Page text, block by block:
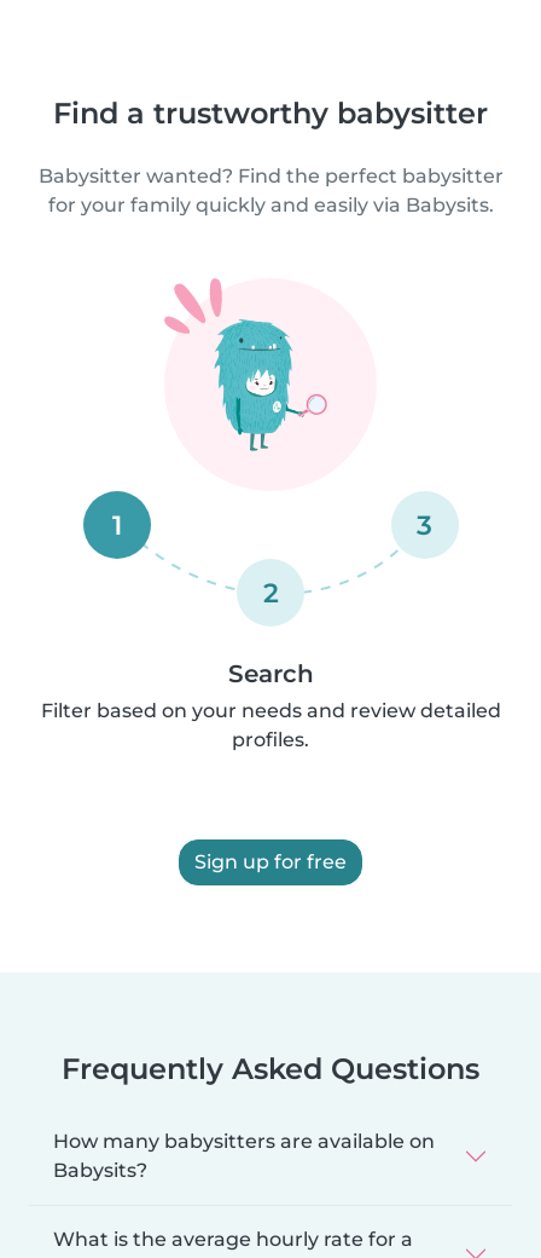
Find a trustworthy babysitter
Babysitter wanted? Find the perfect babysitter
for your family quickly and easily via Babysits.
1
2
3
Search
Filter based on your needs and review detailed
profiles.
Sign up for free
Frequently Asked Questions
How many babysitters are available on
Babysits?
What is the average hourly rate for a